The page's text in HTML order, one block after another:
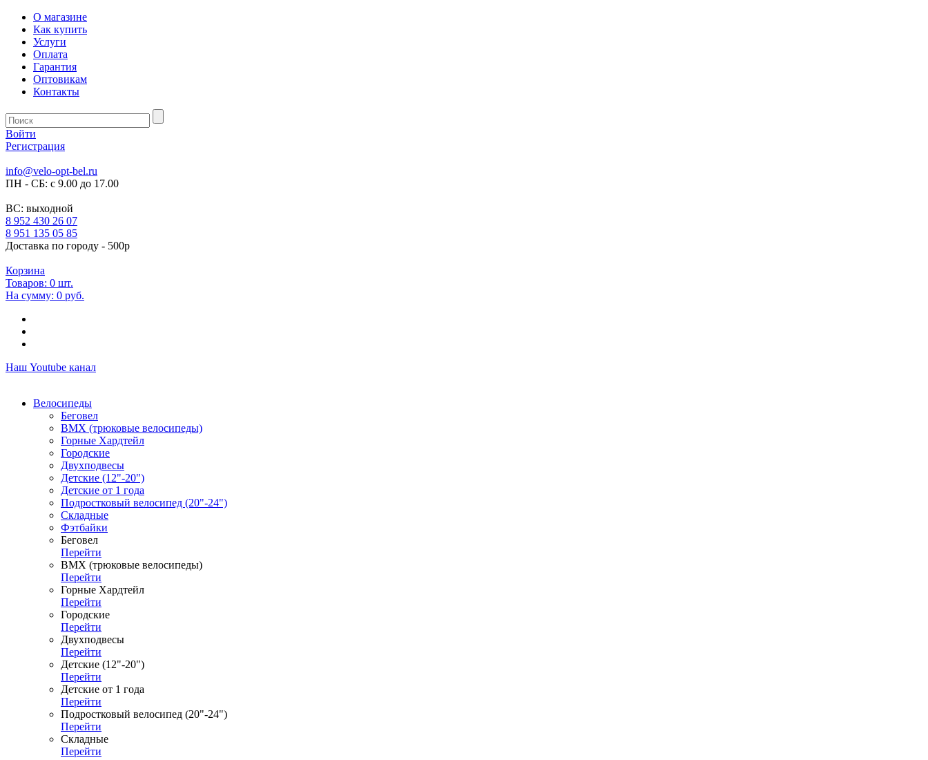
О магазине
Как купить
Услуги
Оплата
Гарантия
Оптовикам
Контакты
Войти
Регистрация
info@velo-opt-bel.ru
ПН - СБ: с 9.00 до 17.00
ВС: выходной
8 952 430 26 07
8 951 135 05 85
Доставка по городу - 500р
Корзина
Товаров: 0 шт.
На сумму: 0 руб.
Наш Youtube канал
Велосипеды
Беговел
ВМХ (трюковые велосипеды)
Горные Хардтейл
Городские
Двухподвесы
Детские (12"-20")
Детские от 1 года
Подростковый велосипед (20"-24")
Складные
Фэтбайки
Беговел
Перейти
ВМХ (трюковые велосипеды)
Перейти
Горные Хардтейл
Перейти
Городские
Перейти
Двухподвесы
Перейти
Детские (12"-20")
Перейти
Детские от 1 года
Перейти
Подростковый велосипед (20"-24")
Перейти
Складные
Перейти